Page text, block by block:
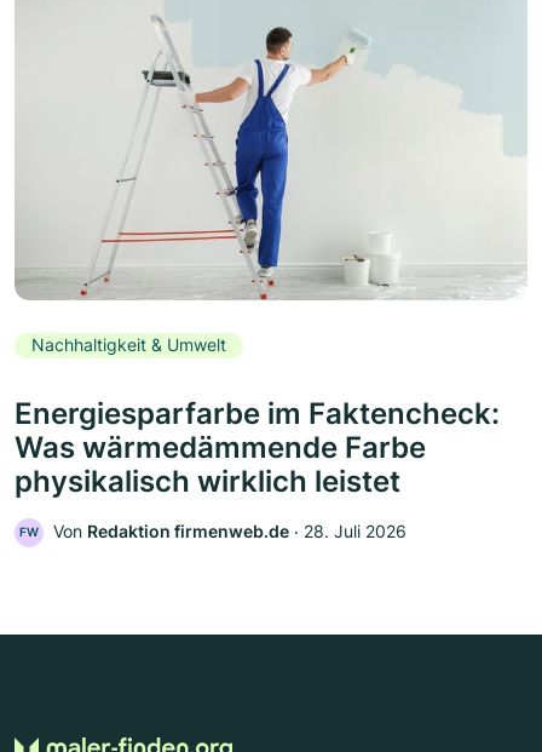
Nachhaltigkeit & Umwelt
Energiesparfarbe im Faktencheck:
Was wärmedämmende Farbe
physikalisch wirklich leistet
FW Von Redaktion firmenweb.de ‧ 28. Juli 2026